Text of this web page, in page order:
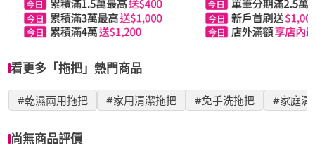
看更多「拖把」熱門商品
#乾濕兩用拖把 #家用清潔拖把 #免手洗拖把 #家庭清
尚無商品評價